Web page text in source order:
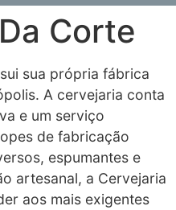
Corte
sua própria fábrica
A cervejaria conta
e um serviço
de fabricação
espumantes e
artesanal, a Cervejaria
aos mais exigentes